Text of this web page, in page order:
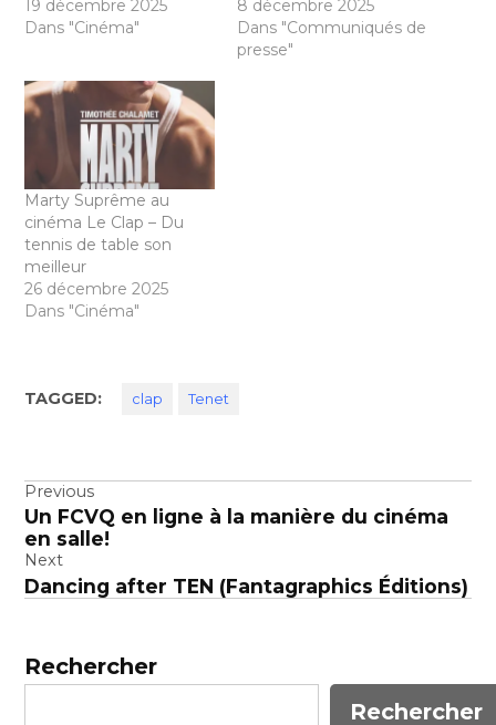
19 décembre 2025
Dans "Cinéma"
8 décembre 2025
Dans "Communiqués de
presse"
Marty Suprême au
cinéma Le Clap – Du
tennis de table son
meilleur
26 décembre 2025
Dans "Cinéma"
TAGGED: clap Tenet
Navigation
de
l’article
Previous
Un FCVQ en ligne à la manière du cinéma
en salle!
Next
Dancing after TEN (Fantagraphics Éditions)
Rechercher
Rechercher